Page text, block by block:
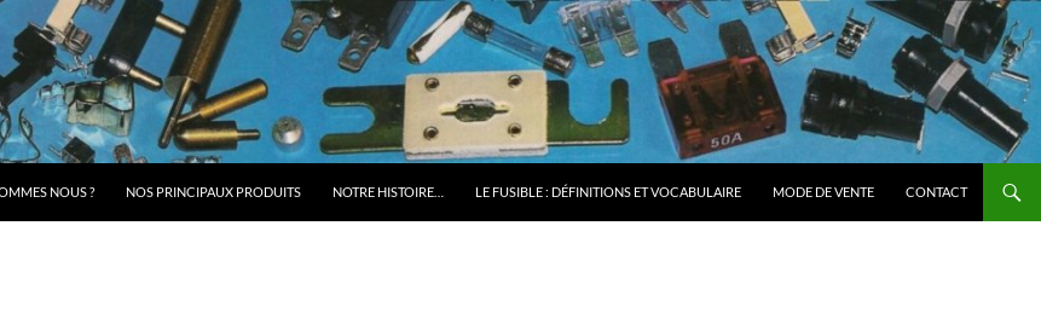
NOUS ? NOS PRINCIPAUX PRODUITS NOTRE HISTOIRE… LE FUSIBLE : DÉFINITIONS ET VOCABULAIRE MODE DE VENTE CONTACT